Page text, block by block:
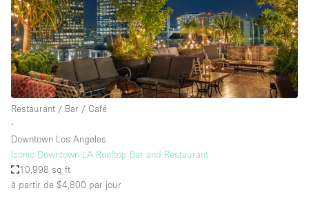
Restaurant / Bar / Café
∙
Downtown Los Angeles
Iconic Downtown LA Rooftop Bar and Restaurant
10,998 sq ft
à partir de $4,800 par jour